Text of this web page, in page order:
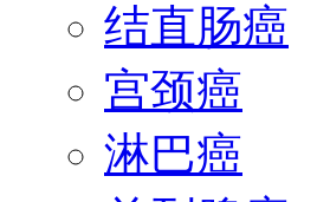
结直肠癌
宫颈癌
淋巴癌